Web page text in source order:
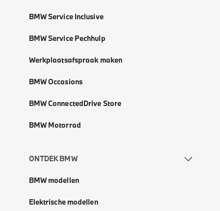
BMW Service Inclusive
BMW Service Pechhulp
Werkplaatsafspraak maken
BMW Occasions
BMW ConnectedDrive Store
BMW Motorrad
ONTDEK BMW
BMW modellen
Elektrische modellen